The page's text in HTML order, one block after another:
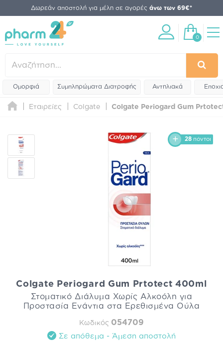
Δωρεάν αποστολή για μέλη σε αγορές άνω των 69€*
0
Ομορφιά Συμπληρώματα Διατροφής Αντηλιακά
Εταιρείες Colgate Colgate Periogard Gum
28 πόντοι
Colgate Periogard Gum Prtotect 400ml
Στοματικό Διάλυμα Χωρίς Αλκοόλη για
Προστασία Ενάντια στα Ερεθισμένα Ούλα
Κωδικός 054709
Σε απόθεμα - Άμεση αποστολή